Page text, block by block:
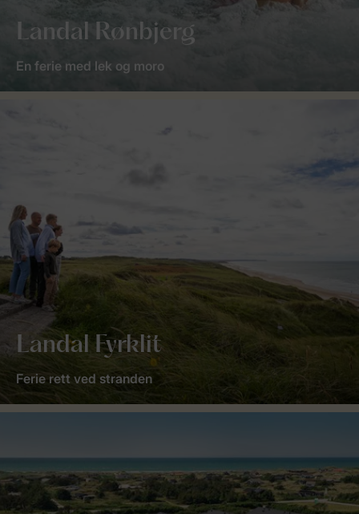
Landal Rønbjerg
En ferie med lek og moro
Landal Fyrklit
Ferie rett ved stranden